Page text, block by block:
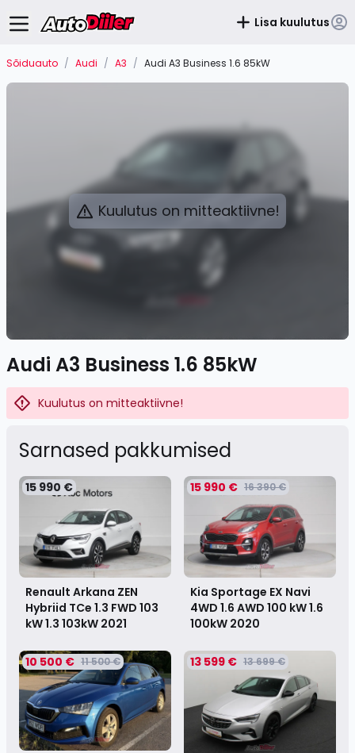
Lisa kuulutus
Sõiduauto / Audi / A3 / Audi A3 Business 1.6 85kW
Kuulutus on mitteaktiivne!
Audi A3 Business 1.6 85kW
Kuulutus on mitteaktiivne!
Sarnased pakkumised
15 990 €
Renault Arkana ZEN
Hybriid TCe 1.3 FWD 103
kW 1.3 103kW 2021
15 990 € 16 390 €
Kia Sportage EX Navi
4WD 1.6 AWD 100 kW 1.6
100kW 2020
10 500 € 11 500 € 13 599 € 13 699 €